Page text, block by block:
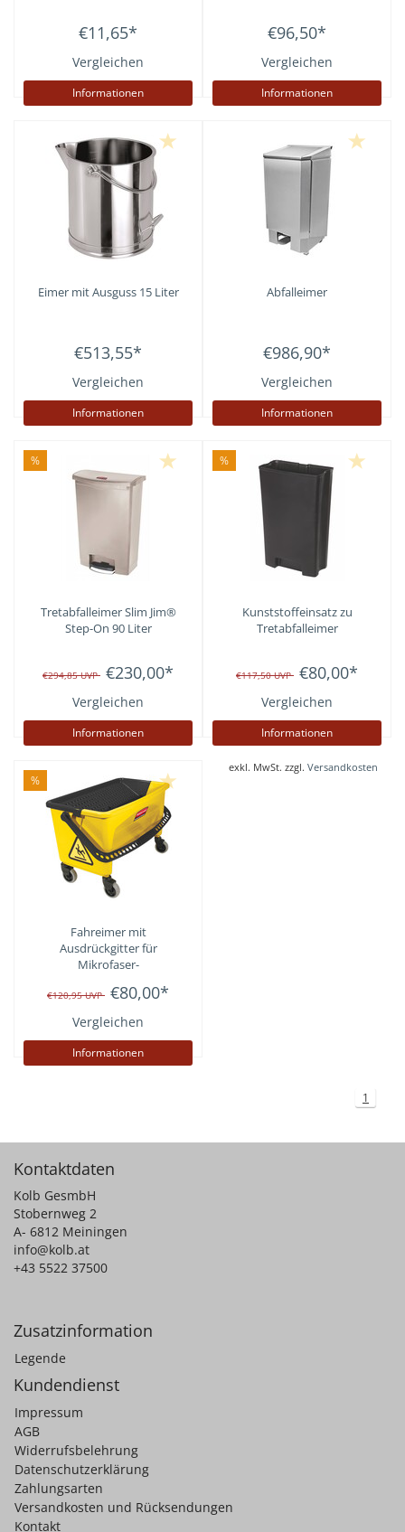
€11,65*
Vergleichen
Informationen
€96,50*
Vergleichen
Informationen
Eimer mit Ausguss 15 Liter
€513,55*
Vergleichen
Informationen
Abfalleimer
€986,90*
Vergleichen
Informationen
%
Tretabfalleimer Slim Jim®
Step-On 90 Liter
€294,85UVP €230,00*
Vergleichen
Informationen
%
Kunststoffeinsatz zu
Tretabfalleimer
€117,50UVP €80,00*
Vergleichen
Informationen
%
Fahreimer mit
Ausdrückgitter für
Mikrofaser-
PULSE
€120,95UVP €80,00*
Vergleichen
Informationen
exkl. MwSt. zzgl. Versandkosten
1
Kontaktdaten
Kolb GesmbH
Stobernweg 2
A- 6812 Meiningen
info@kolb.at
+43 5522 37500
Zusatzinformation
Legende
Kundendienst
Impressum
AGB
Widerrufsbelehrung
Datenschutzerklärung
Zahlungsarten
Versandkosten und Rücksendungen
Kontakt